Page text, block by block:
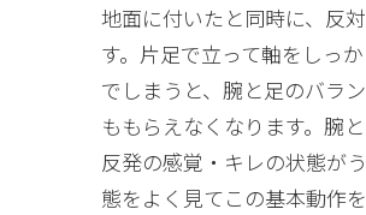
地面に付いたと同時に、反
す。片足で立って軸をしっ
でしまうと、腕と足のバラ
ももらえなくなります。腕
反発の感覚・キレの状態が
態をよく見てこの基本動作